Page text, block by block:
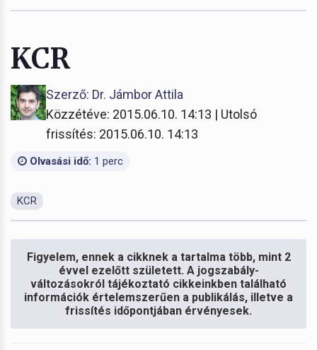
KCR
Szerző: Dr. Jámbor Attila
Közzétéve: 2015.06.10. 14:13 | Utolsó
frissítés: 2015.06.10. 14:13
Olvasási idő: 1 perc
KCR
Figyelem, ennek a cikknek a tartalma több, mint 2
évvel ezelőtt született. A jogszabály-
változásokról tájékoztató cikkeinkben található
információk értelemszerűen a publikálás, illetve a
frissítés időpontjában érvényesek.